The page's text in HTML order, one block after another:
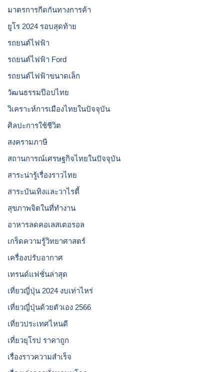
มาตรการกีดกันทางการค้า
ยูโร 2024 รอบสุดท้าย
รถยนต์ไฟฟ้า
รถยนต์ไฟฟ้า Ford
รถยนต์ไฟฟ้าขนาดเล็ก
วัฒนธรรมป๊อปไทย
วิเคราะห์การเมืองไทยในปัจจุบัน
ศิลปะการใช้ชีวิต
สงครามภาษี
สถานการณ์เศรษฐกิจไทยในปัจจุบัน
สาระน่ารู้เรื่องราวไทย
สาระบันเทิงและวาไรตี้
สุขภาพจิตในที่ทำงาน
อาหารลดคอเลสเตอรอล
เกร็ดความรู้วิทยาศาสตร์
เครื่องปรับอากาศ
เทรนด์แฟชั่นล่าสุด
เที่ยวญี่ปุ่น 2024 งบเท่าไหร่
เที่ยวญี่ปุ่นด้วยตัวเอง 2566
เที่ยวประเทศไหนดี
เที่ยวยุโรป ราคาถูก
เรื่องราวความสำเร็จ